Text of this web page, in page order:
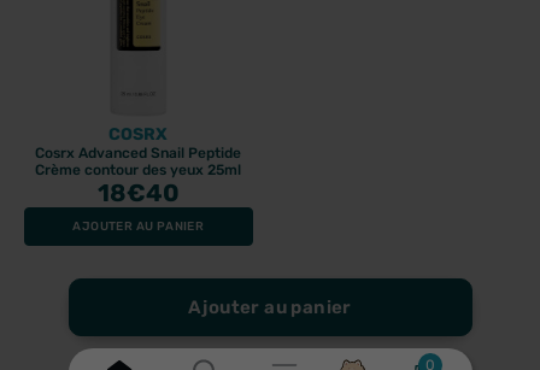
Ajouter au panier
COSRX
Cosrx Advanced Snail Peptide
Crème contour des yeux 25ml
18€40
AJOUTER AU PANIER
0